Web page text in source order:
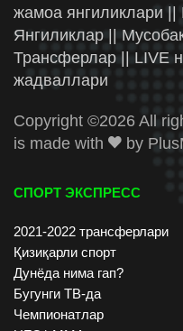
жамоа янгиликлари ||
Янгиликлар ||
Трансферлар || LIVE
жадваллари
Copyright ©2026 All
is made with
by
СПОРТ ЭКСПРЕСС
2021-2022 трансферлари
Қизиқарли спорт
Дунёда нима гап?
Бугунги ТВ-да
Чемпионатлар